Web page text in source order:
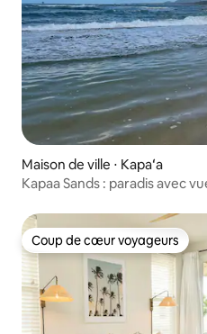
Maison de ville ⋅ Kapaʻa
Kapaa Sands : paradis avec
Coup de cœur voyageurs
Coup de cœur voyageurs